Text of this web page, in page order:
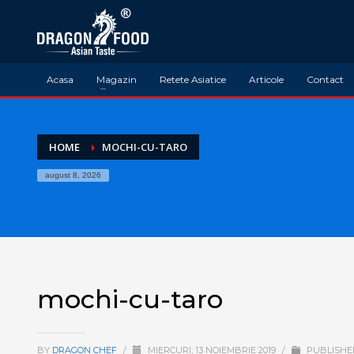
Acasa Magazin Retete Asiatice Articole Contact
HOME MOCHI-CU-TARO
august 8, 2026
mochi-cu-taro
BY DRAGON CHEF / MIERCURI, 13 NOIEMBRIE 2019 /